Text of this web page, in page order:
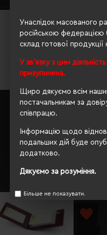
Унаслідок масованого
російською федерацією
склад готової продукції
У зв'язку з цим
призупинена.
Щиро дякуємо всім
постачальникам за
співпрацю.
Інформацію щодо
подальших дій буде
додатково.
Дякуємо за розуміння.
Більше не показувати.
Кількість кольорів: 1
Візитниця шкіряна Stefania
коньячний - 025W-DF-87